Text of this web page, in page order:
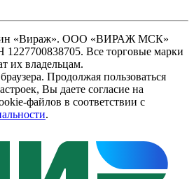
«Вираж». ООО «ВИРАЖ МСК»
Все торговые марки
их владельцам.
Продолжая пользоваться
Вы даете согласие на
файлов в соответствии с
.